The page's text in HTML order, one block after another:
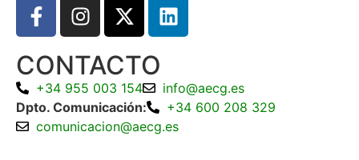
CONTACTO
+34 955 003 154
info@aecg.es
Dpto. Comunicación:
+34 600 208 329
comunicacion@aecg.es